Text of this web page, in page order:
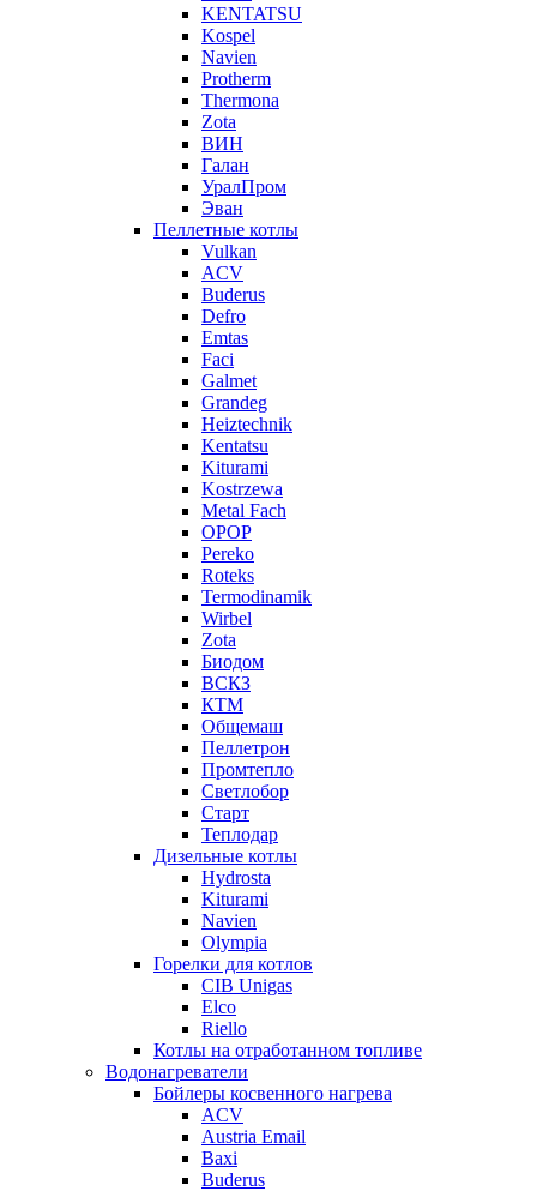
KENTATSU
Kospel
Navien
Protherm
Thermona
Zota
ВИН
Галан
УралПром
Эван
Пеллетные котлы
Vulkan
ACV
Buderus
Defro
Emtas
Faci
Galmet
Grandeg
Heiztechnik
Kentatsu
Kiturami
Kostrzewa
Metal Fach
OPOP
Pereko
Roteks
Termodinamik
Wirbel
Zota
Биодом
ВСКЗ
КТМ
Общемаш
Пеллетрон
Промтепло
Светлобор
Старт
Теплодар
Дизельные котлы
Hydrosta
Kiturami
Navien
Olympia
Горелки для котлов
CIB Unigas
Elco
Riello
Котлы на отработанном топливе
Водонагреватели
Бойлеры косвенного нагрева
ACV
Austria Email
Baxi
Buderus